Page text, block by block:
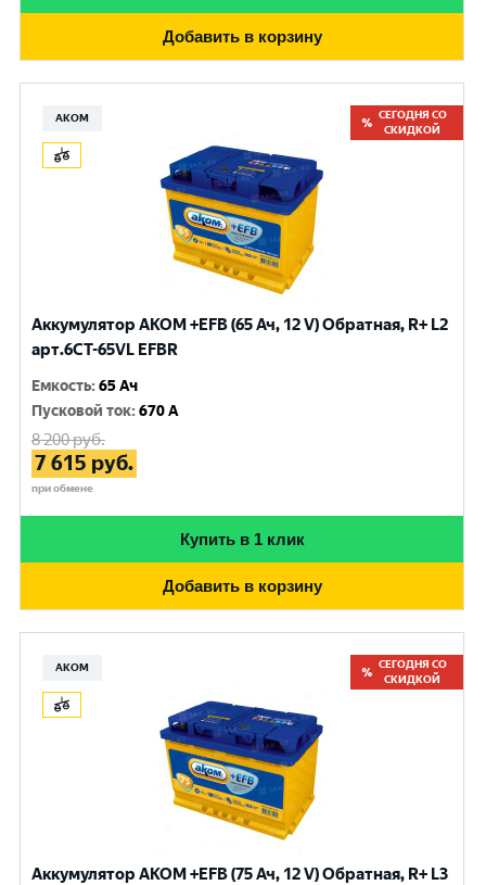
Добавить в корзину
АКОМ
СЕГОДНЯ СО
СКИДКОЙ
Аккумулятор AKOM +EFB (65 Ач, 12 V) Обратная, R+ L2
арт.6CT-65VL EFBR
Емкость:65 Ач
Пусковой ток:670 A
8 200руб.
7 615 руб.
при обмене
Купить в 1 клик
Добавить в корзину
АКОМ
СЕГОДНЯ СО
СКИДКОЙ
Аккумулятор AKOM +EFB (75 Ач, 12 V) Обратная, R+ L3